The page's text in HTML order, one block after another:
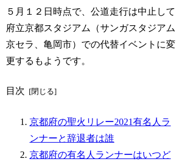
５月１２日時点で、公道走行は中止して
府立京都スタジアム（サンガスタジアム
京セラ、亀岡市）での代替イベントに変
更するもようです。
目次
京都府の聖火リレー2021有名人ラ
ンナーと辞退者は誰
京都府の有名人ランナーはいつど